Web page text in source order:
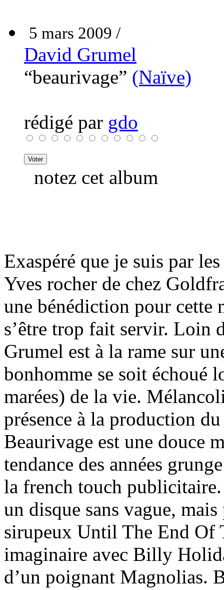
5 mars 2009 /
David Grumel
“beaurivage” (Naïve)
rédigé par gdo
notez cet album
Exaspéré que je suis par
Yves rocher de chez
une bénédiction pour cette
s’être trop fait servir. Loin
Grumel est à la rame sur
bonhomme se soit échoué
marées) de la vie.
présence à la production
Beaurivage est une douce
tendance des années
la french touch
un disque sans vague,
sirupeux Until The End Of
imaginaire avec Billy
d’un poignant Magnolias.